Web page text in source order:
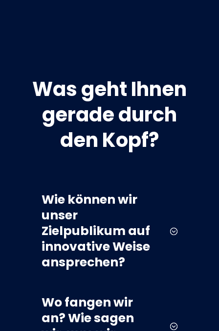
Was geht Ihnen
gerade durch
den Kopf?
Wie können wir
unser
Zielpublikum auf
innovative Weise
ansprechen?
Wo fangen wir
an? Wie sagen